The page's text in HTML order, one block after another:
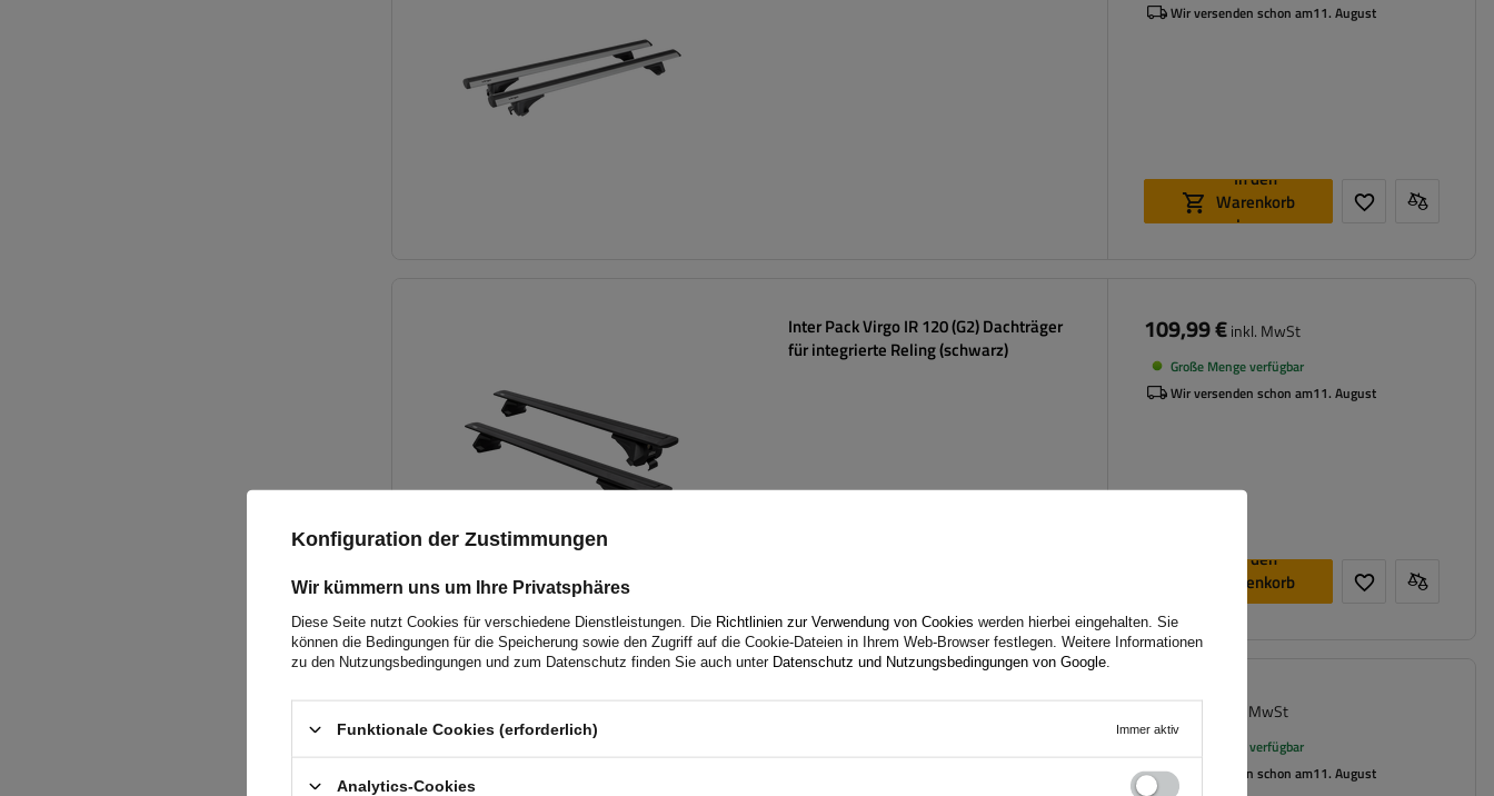
Wir versenden schon am11. August
In den
Warenkorb
legen
Inter Pack Virgo IR 120 (G2) Dachträger
für integrierte Reling (schwarz)
109,99 €inkl. MwSt
Große Menge verfügbar
Wir versenden schon am11. August
In den
Warenkorb
legen
89,99 € inkl. MwSt
Große Menge verfügbar
Wir versenden schon am11. August
Konfiguration der Zustimmungen
Wir kümmern uns um Ihre Privatsphäres
Diese Seite nutzt Cookies für verschiedene Dienstleistungen. Die Richtlinien zur Verwendung von Cookies werden hierbei eingehalten. Sie
können die Bedingungen für die Speicherung sowie den Zugriff auf die Cookie-Dateien in Ihrem Web-Browser festlegen. Weitere Informationen
zu den Nutzungsbedingungen und zum Datenschutz finden Sie auch unter Datenschutz und Nutzungsbedingungen von Google
Funktionale Cookies (erforderlich) Immer aktiv
Analytics-Cookies